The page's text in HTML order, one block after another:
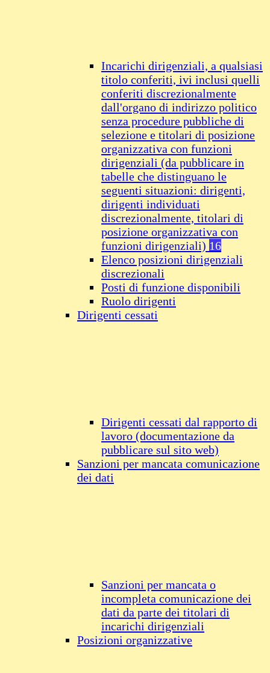
Incarichi dirigenziali, a qualsiasi
titolo conferiti, ivi inclusi quelli
conferiti discrezionalmente
dall'organo di indirizzo politico
senza procedure pubbliche di
selezione e titolari di posizione
organizzativa con funzioni
dirigenziali (da pubblicare in
tabelle che distinguano le
seguenti situazioni: dirigenti,
dirigenti individuati
discrezionalmente, titolari di
posizione organizzativa con
funzioni dirigenziali) 16
Elenco posizioni dirigenziali
discrezionali
Posti di funzione disponibili
Ruolo dirigenti
Dirigenti cessati
Dirigenti cessati dal rapporto di
lavoro (documentazione da
pubblicare sul sito web)
Sanzioni per mancata comunicazione
dei dati
Sanzioni per mancata o
incompleta comunicazione dei
dati da parte dei titolari di
incarichi dirigenziali
Posizioni organizzative